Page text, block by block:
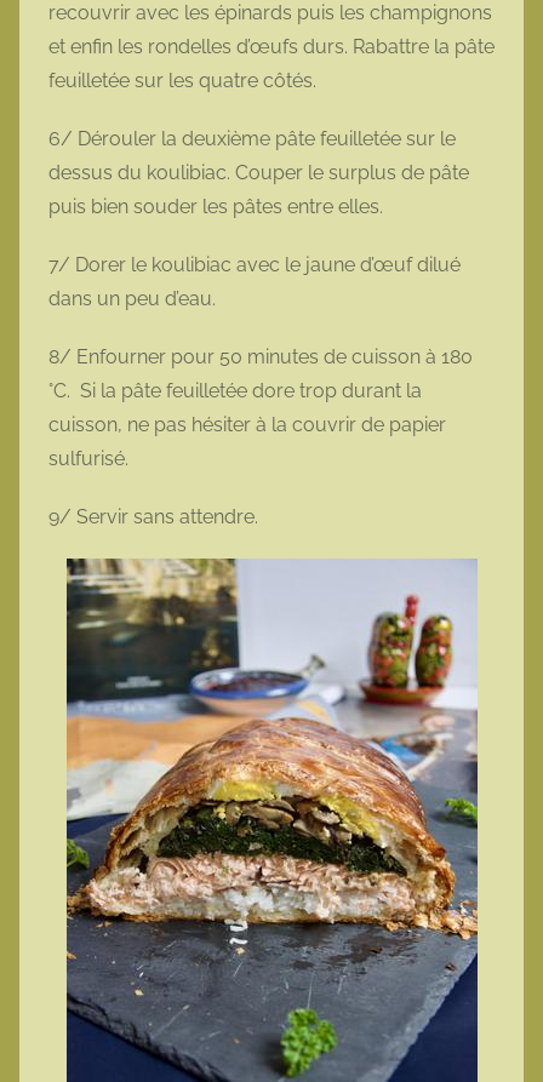
recouvrir avec les épinards puis les champignons
et enfin les rondelles d’œufs durs. Rabattre la pâte
feuilletée sur les quatre côtés.
6/ Dérouler la deuxième pâte feuilletée sur le
dessus du koulibiac. Couper le surplus de pâte
puis bien souder les pâtes entre elles.
7/ Dorer le koulibiac avec le jaune d’œuf dilué
dans un peu d’eau.
8/ Enfourner pour 50 minutes de cuisson à 180
°C. Si la pâte feuilletée dore trop durant la
cuisson, ne pas hésiter à la couvrir de papier
sulfurisé.
9/ Servir sans attendre.